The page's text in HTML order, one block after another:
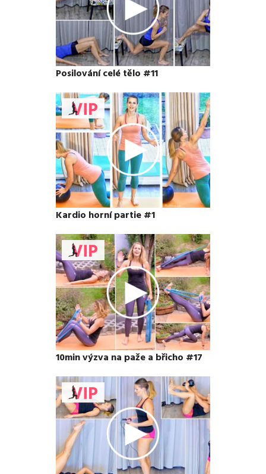
Posilování celé tělo #11
Kardio horní partie #1
10min výzva na paže a břicho #17